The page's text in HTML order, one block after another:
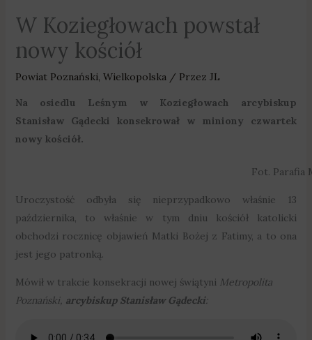
W Koziegłowach powstał
nowy kościół
Powiat Poznański, Wielkopolska/ Przez JL
Na osiedlu Leśnym w Koziegłowach arcybiskup
Stanisław Gądecki konsekrował w miniony czwartek
nowy kościół.
Fot. Parafia
Uroczystość odbyła się nieprzypadkowo właśnie 13
października, to właśnie w tym dniu kościół katolicki
obchodzi rocznicę objawień Matki Bożej z Fatimy, a to ona
jest jego patronką.
Mówił w trakcie konsekracji nowej świątyni Metropolita
Poznański, arcybiskup Stanisław Gądecki: